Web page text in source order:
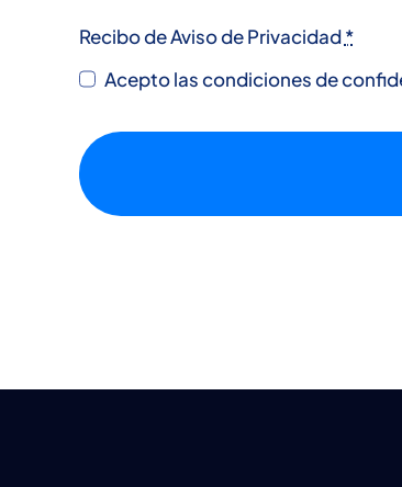
Recibo de Aviso de Privacidad*
Acepto las condiciones de